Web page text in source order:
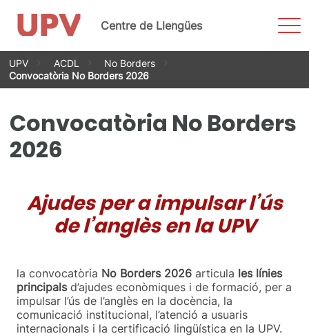
Vés
contingut
Centre de Llengües
UPV ACDL
No Borders
Convocatòria No Borders 2026
Convocatòria No Borders
2026
Ajudes per a impulsar l’ús
de l’anglès en la UPV
la convocatòria No Borders 2026 articula les línies
principalsd’ajudes econòmiques i de formació, per a
impulsar l’ús de l’anglès en la docència, la
comunicació institucional, l’atenció a usuaris
internacionals i la certificació lingüística en la UPV.